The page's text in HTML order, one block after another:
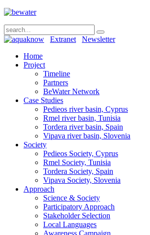
Extranet
Newsletter
Home
Project
Timeline
Partners
BeWater Network
Case Studies
Pedieos river basin, Cyprus
Rmel river basin, Tunisia
Tordera river basin, Spain
Vipava river basin, Slovenia
Society
Pedieos Society, Cyprus
Rmel Society, Tunisia
Tordera Society, Spain
Vipava Society, Slovenia
Approach
Science & Society
Participatory Approach
Stakeholder Selection
Local Languages
Awareness Campaign